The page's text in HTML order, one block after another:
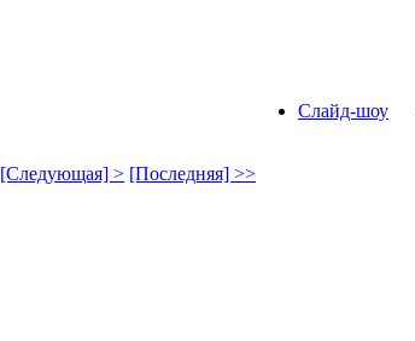
Слайд-шоу
[Следующая] > [Последняя] >>